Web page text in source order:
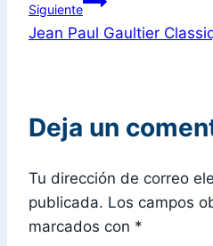
Siguiente
Jean Paul Gaultier
Deja un
Tu dirección de correo
publicada. Los campos
marcados con *